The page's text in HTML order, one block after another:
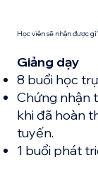
Học viên sẽ nhận được
Giảng dạy
8 buổi học
Chứng nhận
khi đã hoàn
tuyến.
1 buổi phát